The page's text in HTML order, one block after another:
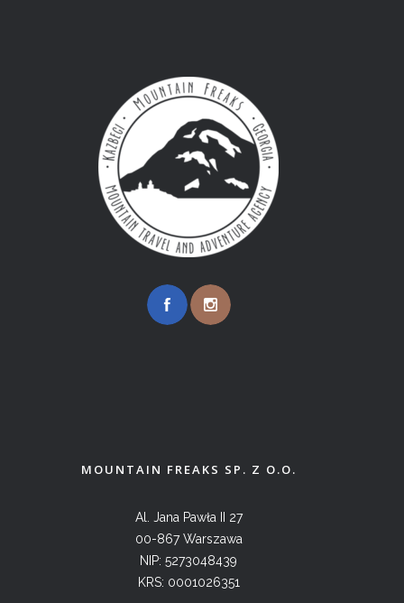
MOUNTAIN FREAKS SP. Z O.O.
Al. Jana Pawła II 27
00-867 Warszawa
NIP: 5273048439
KRS: 0001026351